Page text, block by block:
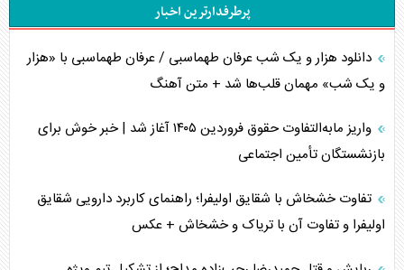
پرطرفدارترین اخبار
دانلود هزار و یک شب عرفان طهماسبی / عرفان طهماسبی با «هزار
و یک شب» مهمان قلب‌ها شد + متن آهنگ
واریز مابه‌التفاوت حقوق فروردین ۱۴۰۵ آغاز شد | خبر خوش برای
بازنشستگان تأمین اجتماعی
تفاوت خشخاش با شقایق اولیفرا؛ راهنمای کاربرد دارویی شقایق
اولیفرا و تفاوت آن با تریاک و خشخاش + عکس